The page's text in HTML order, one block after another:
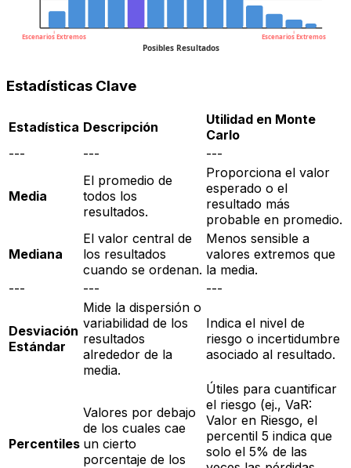
Posibles Resultados
Escenarios Extremos Escenarios Extremos
Estadísticas Clave
Estadística Descripción
Utilidad en Monte
Carlo
---
--- ---
Media
El promedio de
todos los
resultados.
Proporciona el valor
esperado o el
resultado más
probable en promedio.
Mediana
El valor central de
los resultados
cuando se ordenan.
Menos sensible a
valores extremos que
la media.
---
--- ---
Desviación
Estándar
Mide la dispersión o
variabilidad de los
resultados
alrededor de la
media.
Indica el nivel de
riesgo o incertidumbre
asociado al resultado.
Percentiles
Valores por debajo
de los cuales cae
un cierto
porcentaje de los
Útiles para cuantificar
el riesgo (ej., VaR:
Valor en Riesgo, el
percentil 5 indica que
solo el 5% de las